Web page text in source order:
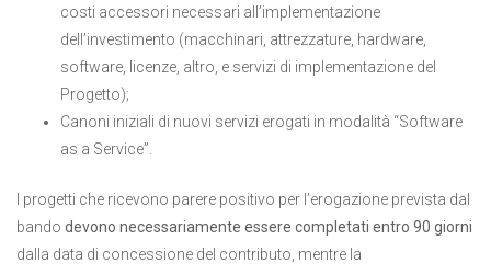
costi accessori necessari all’implementazione
dell’investimento (macchinari, attrezzature, hardware,
software, licenze, altro, e servizi di implementazione del
Progetto);
Canoni iniziali di nuovi servizi erogati in modalità “Software
as a Service”.
I progetti che ricevono parere positivo per l’erogazione prevista dal
bando devono necessariamente essere completati entro 90 giorni
dalla data di concessione del contributo, mentre la